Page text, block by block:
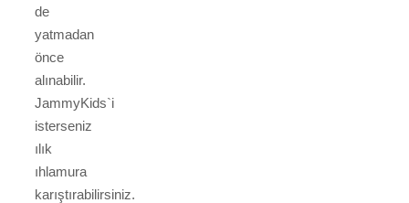
de
yatmadan
önce
alınabilir.
JammyKids`i
isterseniz
ılık
ıhlamura
karıştırabilirsiniz.